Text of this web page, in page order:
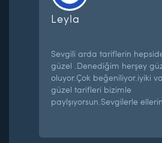
Leyla
Sevgili arda tariflerin
güzel .Denediğim herşey
oluyor.Çok beğeniliyor.iyiki
güzel tarifleri bizimle
paylşıyorsun.Sevgilerle